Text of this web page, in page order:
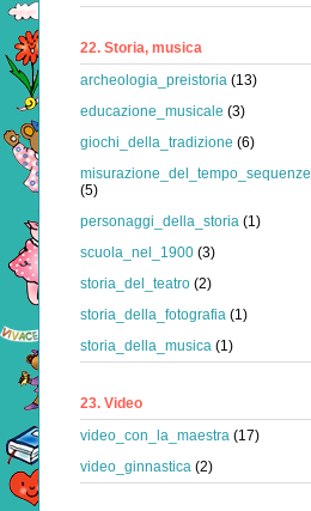
22. Storia, musica
archeologia_preistoria (13)
educazione_musicale (3)
giochi_della_tradizione (6)
misurazione_del_tempo_sequenze
(5)
personaggi_della_storia (1)
scuola_nel_1900 (3)
storia_del_teatro (2)
storia_della_fotografia (1)
storia_della_musica (1)
23. Video
video_con_la_maestra (17)
video_ginnastica (2)